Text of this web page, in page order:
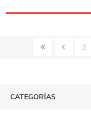
3
CATEGORÍAS